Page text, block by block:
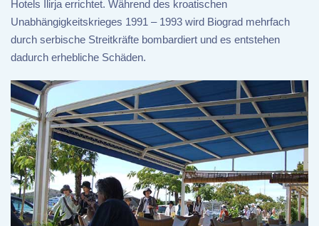
Hotels Ilirja errichtet. Während des kroatischen
Unabhängigkeitskrieges 1991 – 1993 wird Biograd mehrfach
durch serbische Streitkräfte bombardiert und es entstehen
dadurch erhebliche Schäden.